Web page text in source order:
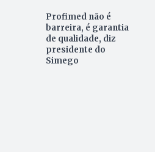
Profimed não é
barreira, é garantia
de qualidade, diz
presidente do
Simego